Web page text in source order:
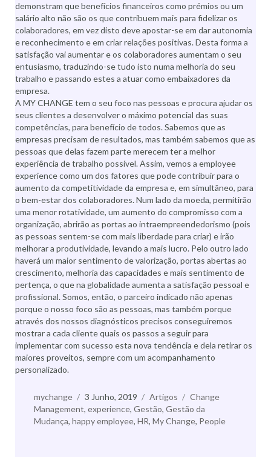
demonstram que benefícios financeiros como prémios ou um
salário alto não são os que contribuem mais para fidelizar os
colaboradores, em vez disto deve apostar-se em dar autonomia
e reconhecimento e em criar relações positivas. Desta forma a
satisfação vai aumentar e os colaboradores aumentam o seu
entusiasmo, traduzindo-se tudo isto numa melhoria do seu
trabalho e passando estes a atuar como embaixadores da
empresa.
A MY CHANGE tem o seu foco nas pessoas e procura ajudar os
seus clientes a desenvolver o máximo potencial das suas
competências, para benefício de todos. Sabemos que as
empresas precisam de resultados, mas também sabemos que as
pessoas que delas fazem parte merecem ter a melhor
experiência de trabalho possível. Assim, vemos a employee
experience como um dos fatores que pode contribuir para o
aumento da competitividade da empresa e, em simultâneo, para
o bem-estar dos colaboradores. Num lado da moeda, permitirão
uma menor rotatividade, um aumento do compromisso com a
organização, abrirão as portas ao intraempreendedorismo (pois
as pessoas sentem-se com mais liberdade para criar) e irão
melhorar a produtividade, levando a mais lucro. Pelo outro lado
haverá um maior sentimento de valorização, portas abertas ao
crescimento, melhoria das capacidades e mais sentimento de
pertença, o que na globalidade aumenta a satisfação pessoal e
profissional. Somos, então, o parceiro indicado não apenas
porque o nosso foco são as pessoas, mas também porque
através dos nossos diagnósticos precisos conseguiremos
mostrar a cada cliente quais os passos a seguir para
implementar com sucesso esta nova tendência e dela retirar os
maiores proveitos, sempre com um acompanhamento
personalizado.
Autor
mychange
Publicado
a
3 Junho, 2019 Categorias
Artigos Etiquetas
Change
Management, experience, Gestão, Gestão da
Mudança, happy employee, HR, My Change, People